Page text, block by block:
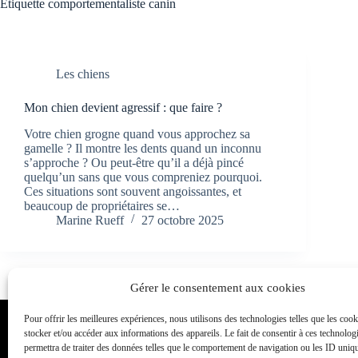
Gérer le consentement aux cookies
Pour offrir les meilleures expériences, nous utilisons des technologies telles que les
stocker et/ou accéder aux informations des appareils. Le fait de consentir à ces
permettra de traiter des données telles que le comportement de navigation ou les ID
Étiquette comportementaliste canin
Les chiens
Mon chien devient agressif : que faire ?
Votre chien grogne quand vous approchez sa
gamelle ? Il montre les dents quand un inconnu
s’approche ? Ou peut-être qu’il a déjà pincé
quelqu’un sans que vous compreniez pourquoi.
Ces situations sont souvent angoissantes, et
beaucoup de propriétaires se…
Marine Rueff
27 octobre 2025
Toutou Academy